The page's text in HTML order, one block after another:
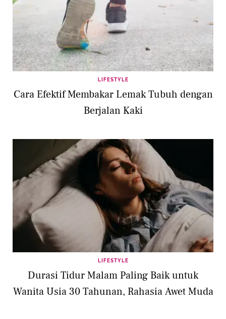
LIFESTYLE
Cara Efektif Membakar Lemak Tubuh dengan
Berjalan Kaki
LIFESTYLE
Durasi Tidur Malam Paling Baik untuk
Wanita Usia 30 Tahunan, Rahasia Awet Muda